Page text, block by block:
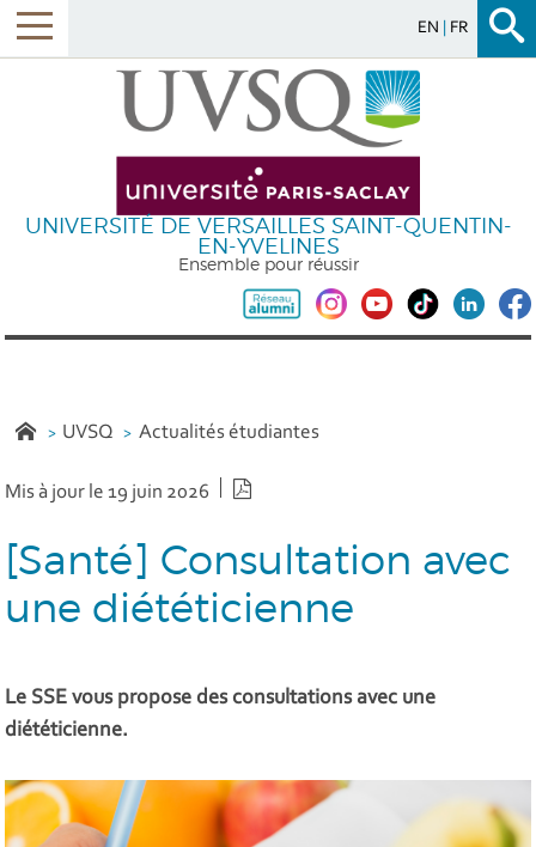
EN FR
UNIVERSITÉ DE VERSAILLES SAINT-QUENTIN-
EN-YVELINES
Ensemble pour réussir
UVSQ Actualités étudiantes
Mis à jour le 19 juin 2026
[Santé] Consultation avec
une diététicienne
Le SSE vous propose des consultations avec une
diététicienne.